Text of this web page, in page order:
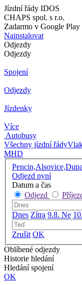
Jízdní řády IDOS
CHAPS spol. s r.o.
Zadarmo v Google Play
Nainstalovat
Odjezdy
Odjezdy
Spojení
Odjezdy
Jízdenky
Více
Autobusy
Všechny jízdní řády
MHD
Odjezd nyní
Datum a čas
Odjezd
Dnes Zítra 9.8. Ne
Zrušit OK
Oblíbené odjezdy
Historie hledání
Hledání spojení
OK